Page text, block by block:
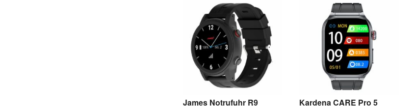
James Notrufuhr R9 Kardena CARE Pro 5